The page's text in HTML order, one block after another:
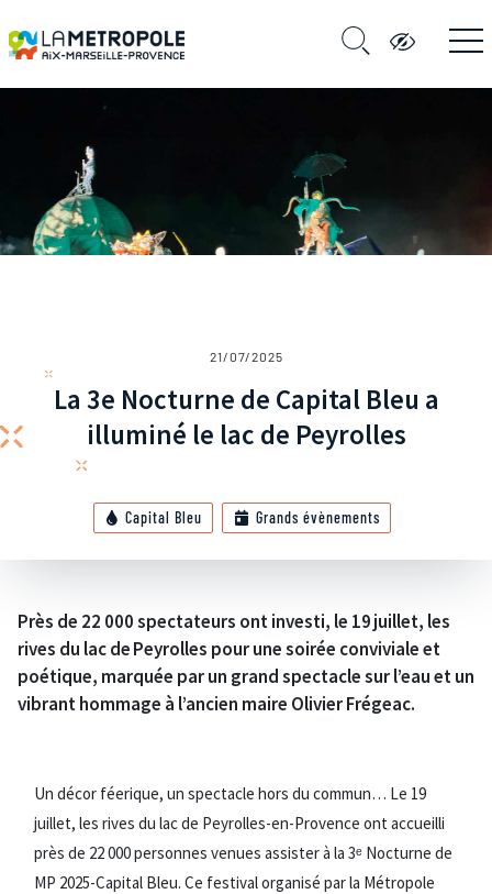
21/07/2025
La 3e Nocturne de Capital Bleu a
illuminé le lac de Peyrolles
Capital Bleu Grands évènements
Près de 22 000 spectateurs ont investi, le 19 juillet, les
rives du lac de Peyrolles pour une soirée conviviale et
poétique, marquée par un grand spectacle sur l’eau et un
vibrant hommage à l’ancien maire Olivier Frégeac.
Un décor féerique, un spectacle hors du commun… Le 19
juillet, les rives du lac de Peyrolles-en-Provence ont accueilli
près de 22 000 personnes venues assister à la 3ᵉ Nocturne de
MP 2025-Capital Bleu. Ce festival organisé par la Métropole